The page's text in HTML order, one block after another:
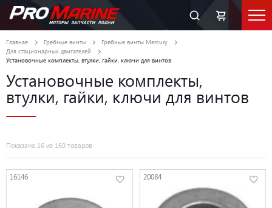
Главная Гребные винты
Гребные винты Mercury
Для стационарных двигателей
Установочные комплекты, втулки, гайки, ключи для винтов
Установочные комплекты,
втулки, гайки, ключи для винтов
Показано 16 из 160 товаров
16146 20084